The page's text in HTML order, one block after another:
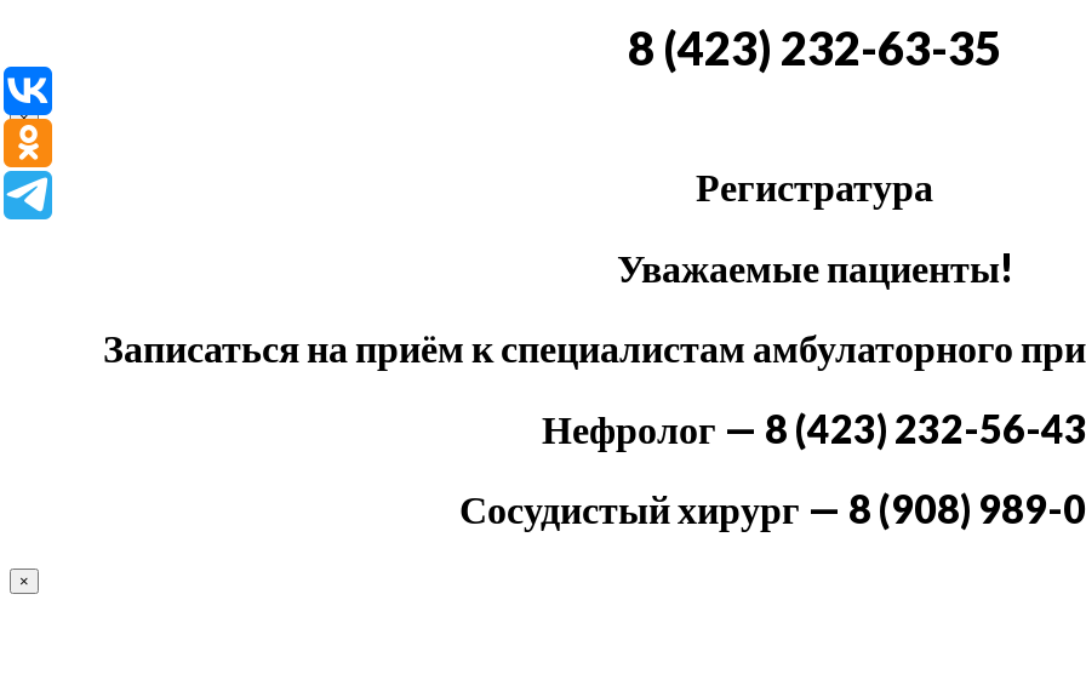
8 (423) 232-63-35
×
Регистратура
Уважаемые пациенты!
Записаться на приём к специалистам амбулаторного
Нефролог — 8 (423) 232-56-43
Сосудистый хирург — 8 (908) 989-
×